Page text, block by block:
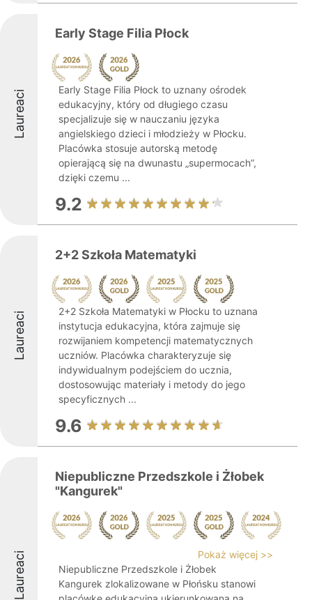
Laureaci
Early Stage Filia Płock
Early Stage Filia Płock to uznany ośrodek
edukacyjny, który od długiego czasu
specjalizuje się w nauczaniu języka
angielskiego dzieci i młodzieży w Płocku.
Placówka stosuje autorską metodę
opierającą się na dwunastu „supermocach”,
dzięki czemu ...
9.2
Laureaci
2+2 Szkoła Matematyki
2+2 Szkoła Matematyki w Płocku to uznana
instytucja edukacyjna, która zajmuje się
rozwijaniem kompetencji matematycznych
uczniów. Placówka charakteryzuje się
indywidualnym podejściem do ucznia,
dostosowując materiały i metody do jego
specyficznych ...
9.6
Laureaci
Niepubliczne Przedszkole i Żłobek
"Kangurek"
Pokaż więcej >>
Niepubliczne Przedszkole i Żłobek
Kangurek zlokalizowane w Płońsku stanowi